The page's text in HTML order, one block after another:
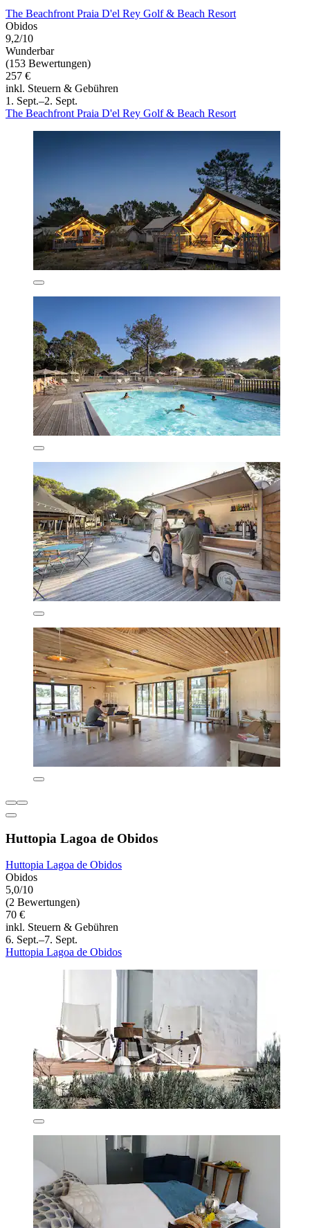
The Beachfront Praia D'el Rey Golf & Beach Resort
Obidos
9,2/10
Wunderbar
(153 Bewertungen)
257 €
inkl. Steuern & Gebühren
1. Sept.–2. Sept.
The Beachfront Praia D'el Rey Golf & Beach Resort
Huttopia Lagoa de Obidos
Huttopia Lagoa de Obidos
Obidos
5,0/10
(2 Bewertungen)
70 €
inkl. Steuern & Gebühren
6. Sept.–7. Sept.
Huttopia Lagoa de Obidos